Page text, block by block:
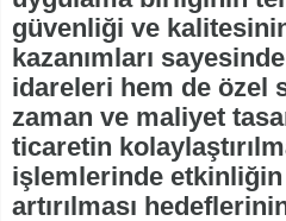
güvenliği ve kalitesinin
kazanımları
idareleri hem de özel
zaman ve maliyet
ticaretin
işlemlerinde
artırılması